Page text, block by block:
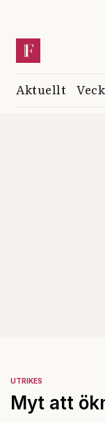
Aktuellt
UTRIKES
Myt att